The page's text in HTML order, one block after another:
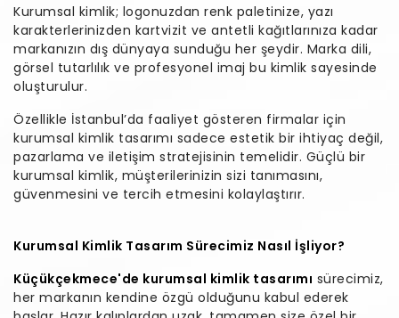
Kurumsal kimlik; logonuzdan renk paletinize, yazı
karakterlerinizden kartvizit ve antetli kağıtlarınıza kadar
markanızın dış dünyaya sunduğu her şeydir. Marka dili,
görsel tutarlılık ve profesyonel imaj bu kimlik sayesinde
oluşturulur.
Özellikle İstanbul’da faaliyet gösteren firmalar için
kurumsal kimlik tasarımı sadece estetik bir ihtiyaç değil,
pazarlama ve iletişim stratejisinin temelidir. Güçlü bir
kurumsal kimlik, müşterilerinizin sizi tanımasını,
güvenmesini ve tercih etmesini kolaylaştırır.
Kurumsal Kimlik Tasarım Sürecimiz Nasıl İşliyor?
Küçükçekmece'de kurumsal kimlik tasarımı sürecimiz,
her markanın kendine özgü olduğunu kabul ederek